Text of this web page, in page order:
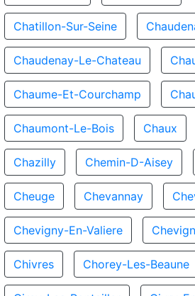
Chatillon-Sur-Seine
Chaudenay-Le-Chateau
Chaume-Et-Courchamp
Chaumont-Le-Bois Chaux
Chazilly Chemin-D-Aisey
Cheuge Chevannay
Chevigny-En-Valiere
Chivres Chorey-Les-Beaune